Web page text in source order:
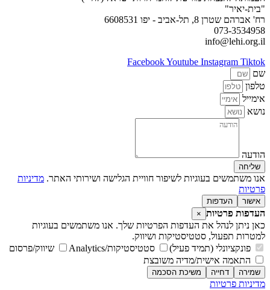
"בית-יאיר"
רח' אברהם שטרן 8, תל-אביב - יפו 6608531
073-3534958
info@lehi.org.il
FacebookYoutube Instagram Tiktok
שם
טלפון
אימייל
נושא
הודעה
שליחה
אנו משתמשים בעוגיות לשיפור חוויית הגלישה ושירותי האתר. מדיניות
פרטיות
אישור העדפות
העדפות פרטיות ×
כאן ניתן לנהל את העדפות הפרטיות שלך. אנו משתמשים בעוגיות
למטרות תפעול, סטטיסטיקות ושיווק.
פונקציונלי (תמיד פעיל)
סטטיסטיקות/Analytics
שיווק/פרסום
התאמה אישית/מדיה משובצת
שמירה דחייה משיכת הסכמה
מדיניות פרטיות